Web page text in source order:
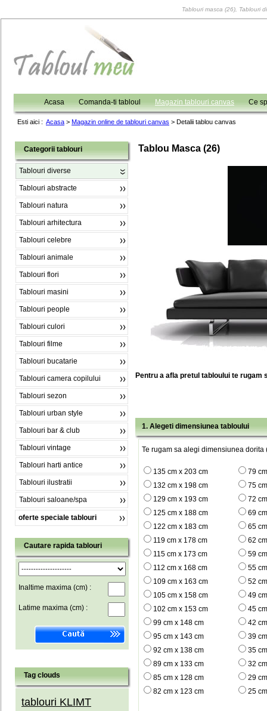
Tablouri masca (26), Tablouri
Acasa Comanda-ti tabloul Magazin tablouri canvas Ce
Esti aici : Acasa > Magazin online de tablouri canvas > Detalii tablou canvas
Categorii tablouri
Tablouri diverse
Tablouri abstracte
Tablouri natura
Tablouri arhitectura
Tablouri celebre
Tablouri animale
Tablouri flori
Tablouri masini
Tablouri people
Tablouri culori
Tablouri filme
Tablouri bucatarie
Tablouri camera copilului
Tablouri sezon
Tablouri urban style
Tablouri bar & club
Tablouri vintage
Tablouri harti antice
Tablouri ilustratii
Tablouri saloane/spa
oferte speciale tablouri
Cautare rapida tablouri
Inaltime maxima (cm) :
Latime maxima (cm) :
Tag clouds
tablouri KLIMT
Tablou Masca (26)
Pentru a afla pretul tabloului te rugam
1. Alegeti dimensiunea tabloului
Te rugam sa alegi dimensiunea dorita
135 cm x 203 cm
79
132 cm x 198 cm
75
129 cm x 193 cm
72
125 cm x 188 cm
69
122 cm x 183 cm
65
119 cm x 178 cm
62
115 cm x 173 cm
59
112 cm x 168 cm
55
109 cm x 163 cm
52
105 cm x 158 cm
49
102 cm x 153 cm
45
99 cm x 148 cm
42
95 cm x 143 cm
39
92 cm x 138 cm
35
89 cm x 133 cm
32
85 cm x 128 cm
29
82 cm x 123 cm
25